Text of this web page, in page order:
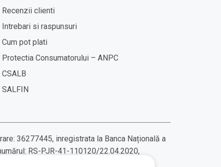
Recenzii clienti
Intrebari si raspunsuri
Cum pot plati
Protectia Consumatorului – ANPC
CSALB
SALFIN
36277445, inregistrata la Banca Națională a
RS-PJR-41-110120/22.04.2020,